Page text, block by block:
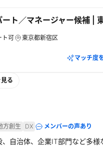
ート／マネージャー候補 |
ト可 東京都新宿区
マッチ度
る
方創生 DX メンバーの声あり
自治体、企業IT部門など多様